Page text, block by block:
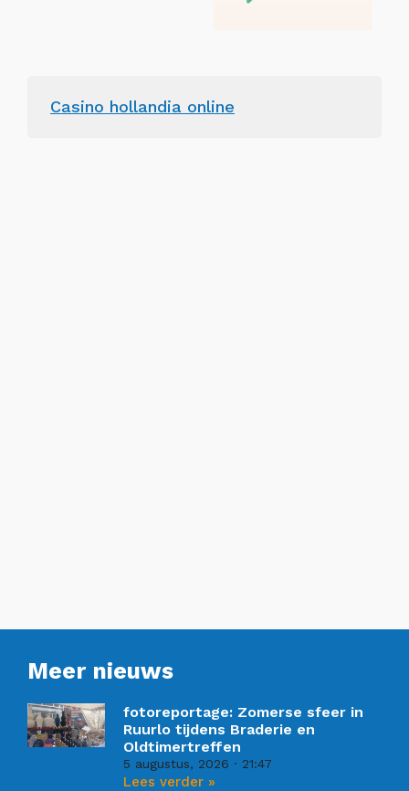
Casino hollandia online
Meer nieuws
fotoreportage: Zomerse sfeer in
Ruurlo tijdens Braderie en
Oldtimertreffen
5 augustus, 2026 21:47
Lees verder »